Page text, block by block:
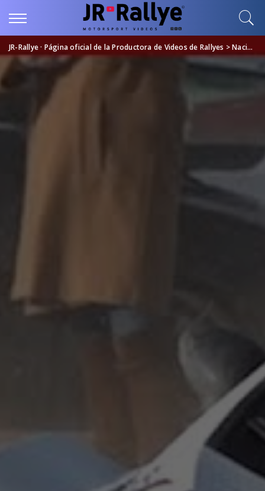
JR-Rallye · Página oficial de la Productora de Videos de Rallyes >Nacional